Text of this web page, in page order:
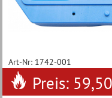
Art-Nr: 1742-001
Preis: